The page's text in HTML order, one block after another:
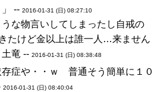
-- 2016-01-31 (日) 08:27:10
な物言いしてしまったし自戒の
たけど金以上は誰一人…来ません
竜 -- 2016-01-31 (日) 08:38:48
存症や・・ｗ 普通そう簡単に１０
2016-01-31 (日) 08:40:04